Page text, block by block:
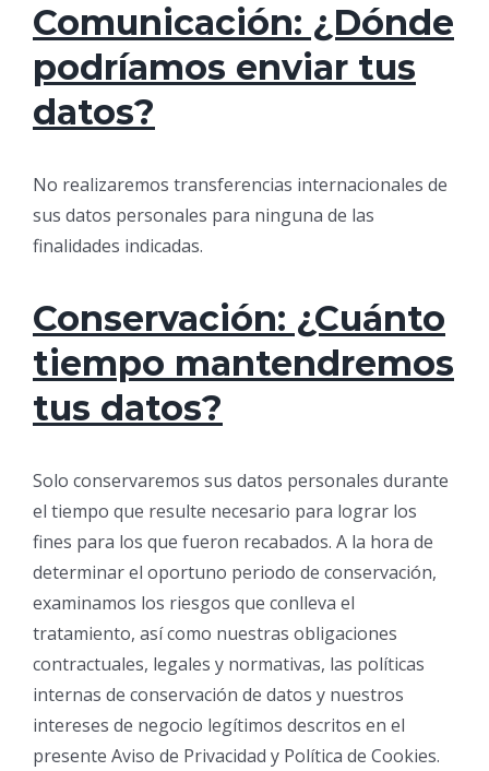
Comunicación: ¿Dónde
podríamos enviar tus
datos?
No realizaremos transferencias internacionales de
sus datos personales para ninguna de las
finalidades indicadas.
Conservación: ¿Cuánto
tiempo mantendremos
tus datos?
Solo conservaremos sus datos personales durante
el tiempo que resulte necesario para lograr los
fines para los que fueron recabados. A la hora de
determinar el oportuno periodo de conservación,
examinamos los riesgos que conlleva el
tratamiento, así como nuestras obligaciones
contractuales, legales y normativas, las políticas
internas de conservación de datos y nuestros
intereses de negocio legítimos descritos en el
presente Aviso de Privacidad y Política de Cookies.